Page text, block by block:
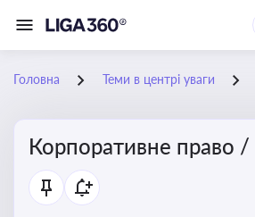
Головна Теми в центрі уваги
Корпоративне право